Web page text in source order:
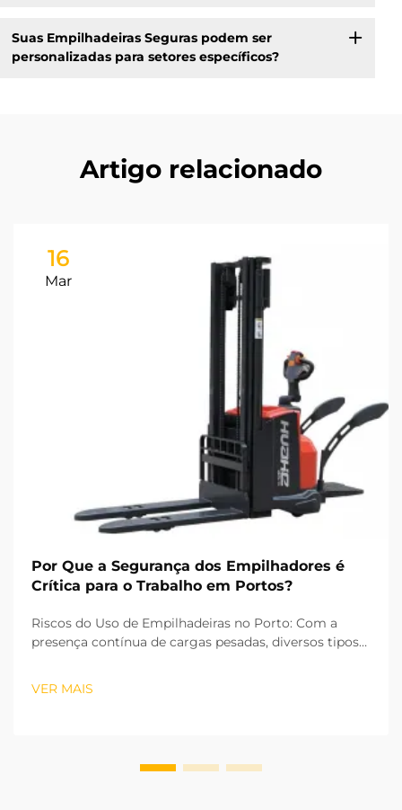
Suas Empilhadeiras Seguras podem ser
personalizadas para setores específicos?
Artigo relacionado
16
Mar
Por Que a Segurança dos Empilhadores é
Crítica para o Trabalho em Portos?
Riscos do Uso de Empilhadeiras no Porto: Com a
presença contínua de cargas pesadas, diversos tipos
perigosa realizada no porto. Na minha experiência ...
VER MAIS